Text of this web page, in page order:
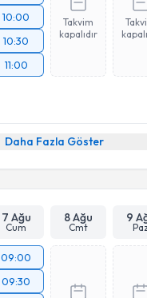
10:00
10:30
11:00
Takvim
kapalıdır
Daha Fazla Göster
7 Ağu
Cum
8 Ağu
Cmt
9
09:00
09:30